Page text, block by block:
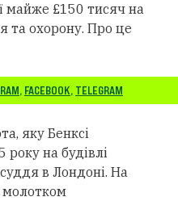
майже £150 тисяч на
та охорону. Про це
, FACEBOOK, TELEGRAM
яку Бенксі
року на будівлі
в Лондоні. На
молотком